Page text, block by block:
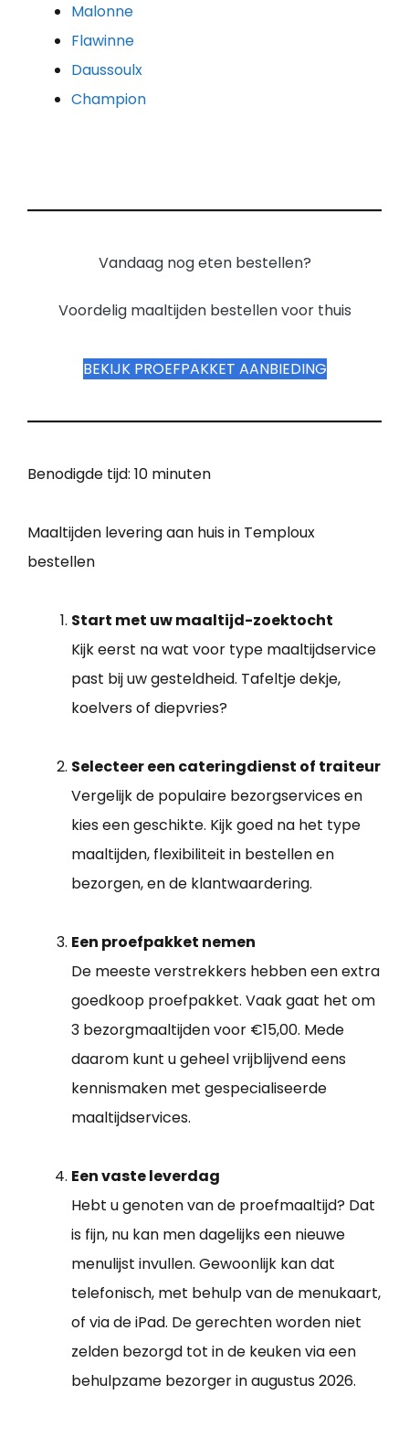
Malonne
Flawinne
Daussoulx
Champion
Vandaag nog eten bestellen?
Voordelig maaltijden bestellen voor thuis
BEKIJK PROEFPAKKET AANBIEDING
Benodigde tijd: 10 minuten
Maaltijden levering aan huis in Temploux
bestellen
Start met uw maaltijd-zoektocht
Kijk eerst na wat voor type maaltijdservice
past bij uw gesteldheid. Tafeltje dekje,
koelvers of diepvries?
Selecteer een cateringdienst of traiteur
Vergelijk de populaire bezorgservices en
kies een geschikte. Kijk goed na het type
maaltijden, flexibiliteit in bestellen en
bezorgen, en de klantwaardering.
Een proefpakket nemen
De meeste verstrekkers hebben een extra
goedkoop proefpakket. Vaak gaat het om
3 bezorgmaaltijden voor €15,00. Mede
daarom kunt u geheel vrijblijvend eens
kennismaken met gespecialiseerde
maaltijdservices.
Een vaste leverdag
Hebt u genoten van de proefmaaltijd? Dat
is fijn, nu kan men dagelijks een nieuwe
menulijst invullen. Gewoonlijk kan dat
telefonisch, met behulp van de menukaart,
of via de iPad. De gerechten worden niet
zelden bezorgd tot in de keuken via een
behulpzame bezorger in augustus 2026.